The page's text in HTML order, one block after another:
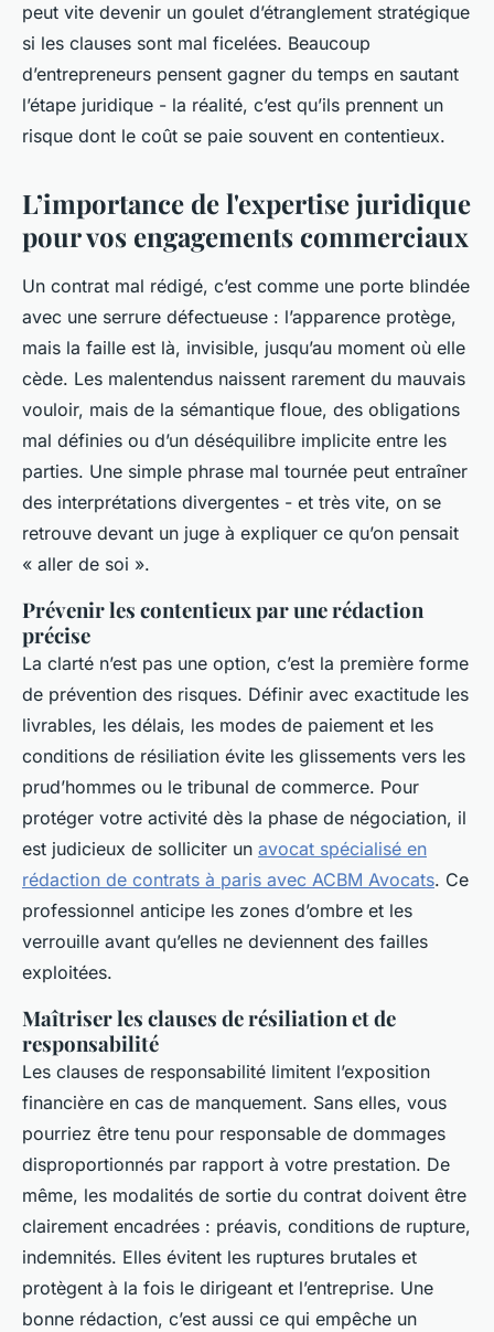
peut vite devenir un goulet d’étranglement stratégique
si les clauses sont mal ficelées. Beaucoup
d’entrepreneurs pensent gagner du temps en sautant
l’étape juridique - la réalité, c’est qu’ils prennent un
risque dont le coût se paie souvent en contentieux.
L’importance de l'expertise juridique
pour vos engagements commerciaux
Un contrat mal rédigé, c’est comme une porte blindée
avec une serrure défectueuse : l’apparence protège,
mais la faille est là, invisible, jusqu’au moment où elle
cède. Les malentendus naissent rarement du mauvais
vouloir, mais de la sémantique floue, des obligations
mal définies ou d’un déséquilibre implicite entre les
parties. Une simple phrase mal tournée peut entraîner
des interprétations divergentes - et très vite, on se
retrouve devant un juge à expliquer ce qu’on pensait
« aller de soi ».
Prévenir les contentieux par une rédaction
précise
La clarté n’est pas une option, c’est la première forme
de prévention des risques. Définir avec exactitude les
livrables, les délais, les modes de paiement et les
conditions de résiliation évite les glissements vers les
prud’hommes ou le tribunal de commerce. Pour
protéger votre activité dès la phase de négociation, il
est judicieux de solliciter un avocat spécialisé en
rédaction de contrats à paris avec ACBM Avocats. Ce
professionnel anticipe les zones d’ombre et les
verrouille avant qu’elles ne deviennent des failles
exploitées.
Maîtriser les clauses de résiliation et de
responsabilité
Les clauses de responsabilité limitent l’exposition
financière en cas de manquement. Sans elles, vous
pourriez être tenu pour responsable de dommages
disproportionnés par rapport à votre prestation. De
même, les modalités de sortie du contrat doivent être
clairement encadrées : préavis, conditions de rupture,
indemnités. Elles évitent les ruptures brutales et
protègent à la fois le dirigeant et l’entreprise. Une
bonne rédaction, c’est aussi ce qui empêche un